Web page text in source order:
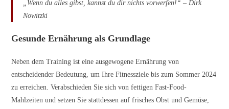
„Wenn du alles gibst, kannst du dir nichts vorwerfen!“ – Dirk
Nowitzki
Gesunde Ernährung als Grundlage
Neben dem Training ist eine ausgewogene Ernährung von
entscheidender Bedeutung, um Ihre Fitnessziele bis zum Sommer 2024
zu erreichen. Verabschieden Sie sich von fettigen Fast-Food-
Mahlzeiten und setzen Sie stattdessen auf frisches Obst und Gemüse,